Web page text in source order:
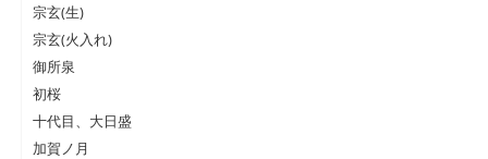
宗玄(生)
宗玄(火入れ)
御所泉
初桜
十代目、大日盛
加賀ノ月